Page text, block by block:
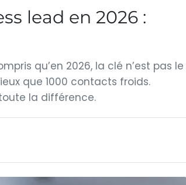
lead en 2026 :
qu’en 2026, la clé n’est pas le
que 1000 contacts froids.
la différence.